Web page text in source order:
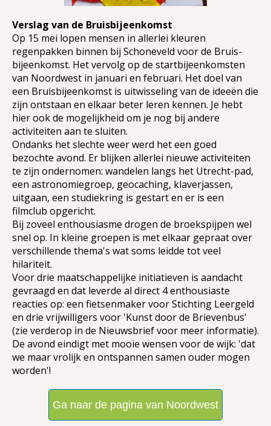
Verslag van de Bruisbijeenkomst
Op 15 mei lopen mensen in allerlei kleuren
regenpakken binnen bij Schoneveld voor de Bruis-
bijeenkomst. Het vervolg op de startbijeenkomsten
van Noordwest in januari en februari. Het doel van
een Bruisbijeenkomst is uitwisseling van de ideeën die
zijn ontstaan en elkaar beter leren kennen. Je hebt
hier ook de mogelijkheid om je nog bij andere
activiteiten aan te sluiten.
Ondanks het slechte weer werd het een goed
bezochte avond. Er blijken allerlei nieuwe activiteiten
te zijn ondernomen: wandelen langs het Utrecht-pad,
een astronomiegroep, geocaching, klaverjassen,
uitgaan, een studiekring is gestart en er is een
filmclub opgericht.
Bij zoveel enthousiasme drogen de broekspijpen wel
snel op. In kleine groepen is met elkaar gepraat over
verschillende thema's wat soms leidde tot veel
hilariteit.
Voor drie maatschappelijke initiatieven is aandacht
gevraagd en dat leverde al direct 4 enthousiaste
reacties op: een fietsenmaker voor Stichting Leergeld
en drie vrijwilligers voor 'Kunst door de Brievenbus'
(zie verderop in de Nieuwsbrief voor meer informatie).
De avond eindigt met mooie wensen voor de wijk: 'dat
we maar vrolijk en ontspannen samen ouder mogen
worden'!
Ga naar de pagina van Noordwest